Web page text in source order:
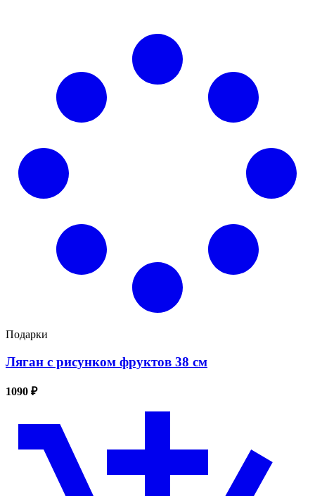
Подарки
Ляган с рисунком фруктов 38 см
1090 ₽